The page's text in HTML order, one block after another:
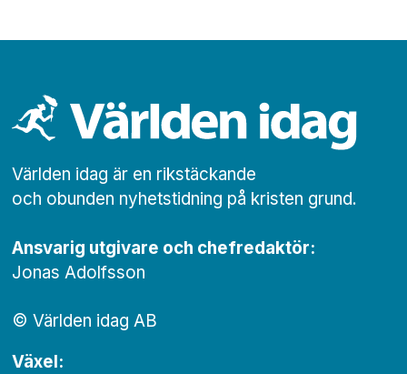
Världen idag är en rikstäckande
och obunden nyhets­­­tidning på kristen grund.
Ansvarig utgivare och chef­redaktör:
Jonas Adolfsson
© Världen idag AB
Växel: